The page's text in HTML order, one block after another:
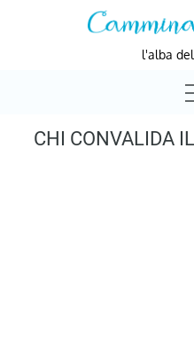
l'alba
CHI CONVALIDA